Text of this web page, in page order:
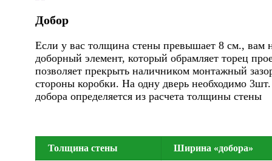
Добор
Если у вас толщина стены превышает 8 см., вам
доборный элемент, который обрамляет торец
позволяет прекрыть наличником монтажный
стороны коробки. На одну дверь необходимо
добора определяется из расчета толщины стены
Толщина стены Ширина «добора»